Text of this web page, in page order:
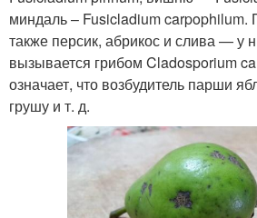
миндаль – Fusicladium
также персик, абрикос и слива — у
вызывается грибом Cladosporium
означает, что возбудитель парши
грушу и т. д.